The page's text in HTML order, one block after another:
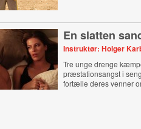
En slatten
Instruktør: Holger
Tre unge drenge
præstationsangst i
fortælle deres venner